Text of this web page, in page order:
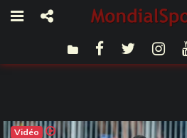
Vidéo